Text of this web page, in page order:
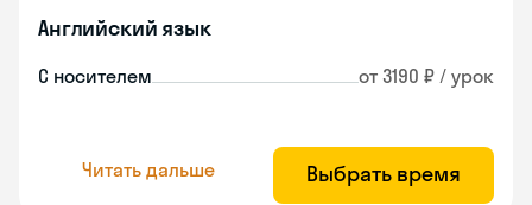
Английский язык
С носителем от 3190 ₽ / урок
Читать дальше Выбрать время